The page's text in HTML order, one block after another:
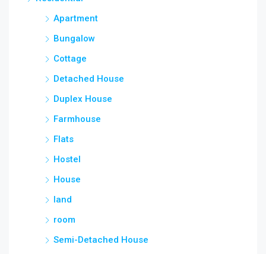
Apartment
Bungalow
Cottage
Detached House
Duplex House
Farmhouse
Flats
Hostel
House
land
room
Semi-Detached House